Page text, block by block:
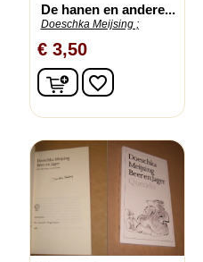
De hanen en andere...
Doeschka Meijsing ;
€ 3,50
In winkelwagen
favorite_border